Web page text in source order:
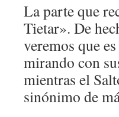
La parte que
Tietar». De
veremos que
mirando con
mientras el
sinónimo de